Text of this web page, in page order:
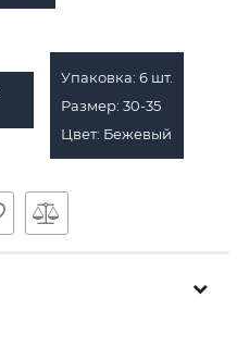
Упаковка: 6 шт.
Размер: 30-35
Цвет: Бежевый